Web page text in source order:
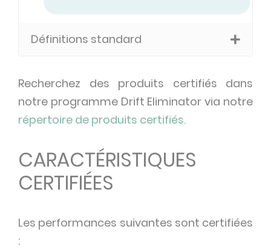
Définitions standard
Recherchez des produits certifiés dans
notre programme Drift Eliminator via notre
répertoire de produits certifiés.
CARACTÉRISTIQUES
CERTIFIÉES
Les performances suivantes sont certifiées
: